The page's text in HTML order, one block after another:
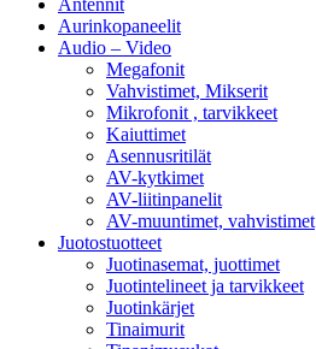
Antennit
Aurinkopaneelit
Audio – Video
Megafonit
Vahvistimet, Mikserit
Mikrofonit , tarvikkeet
Kaiuttimet
Asennusritilät
AV-kytkimet
AV-liitinpanelit
AV-muuntimet, vahvistimet
Juotostuotteet
Juotinasemat, juottimet
Juotintelineet ja tarvikkeet
Juotinkärjet
Tinaimurit